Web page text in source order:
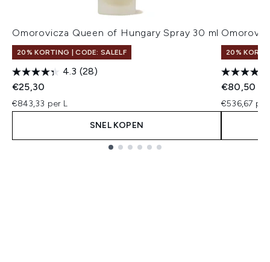
Omorovicza Queen of Hungary Spray 30 ml
20% KORTING | CODE: SALELF
4.3 (28)
€25,30
€843,33 per L
SNEL KOPEN
20%
€80,50
€536,67